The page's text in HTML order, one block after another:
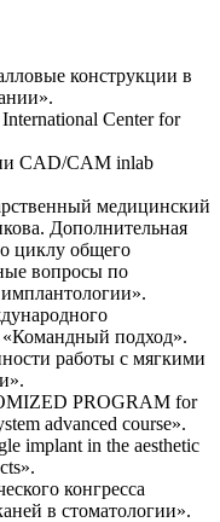
конструкции в
Center for
CAD/CAM inlab
медицинский
Дополнительная
циклу общего
вопросы по
подход».
работы с мягкими
PROGRAM for
advanced course».
implant in the aesthetic
конгресса
в стоматологии».